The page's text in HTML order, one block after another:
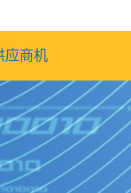
应商机